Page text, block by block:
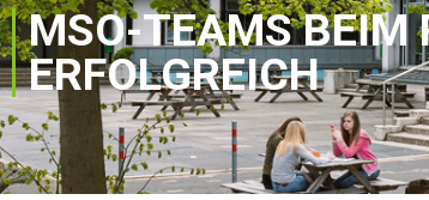
MSO-TEAMS BEIM
ERFOLGREICH